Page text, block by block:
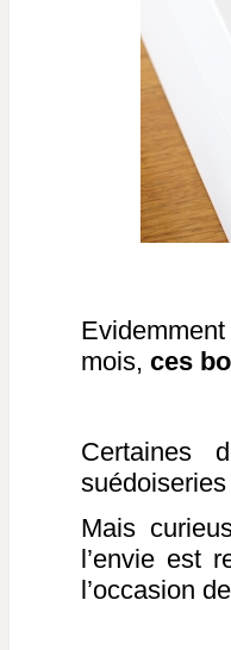
mois, ces
Certaines
suédoiseries
Mais
l’envie est
l’occasion